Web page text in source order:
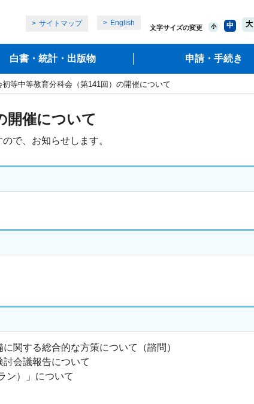
サイトマップ English
文字サイズの変更 小 中 大
白書・統計・出版物 申請・手続き
等中等教育分科会（第141回）の開催について
開催について
で、お知らせします。
関する総合的な方策について（諮問）
会議報告について
ン）」について